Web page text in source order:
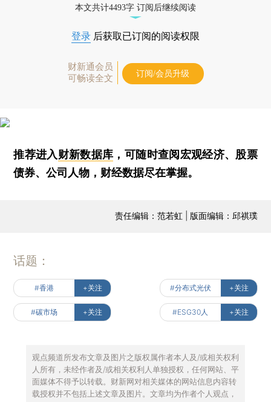
本文共计4493字 订阅后继续阅读
登录 后获取已订阅的阅读权限
财新通会员
可畅读全文
订阅/会员升级
推荐进入财新数据库 ，可随时查阅宏观经济、股票
债券、公司人物，财经数据尽在掌握。
责任编辑：范若虹 | 版面编辑：邱祺璞
话题：
#香港 +关注 #分布式光伏 +关注
#碳市场 +关注 #ESG30人 +关注
观点频道所发布文章及图片之版权属作者本人及/或相关权利
人所有，未经作者及/或相关权利人单独授权，任何网站、平
面媒体不得予以转载。财新网对相关媒体的网站信息内容转
载授权并不包括上述文章及图片。文章均为作者个人观点，